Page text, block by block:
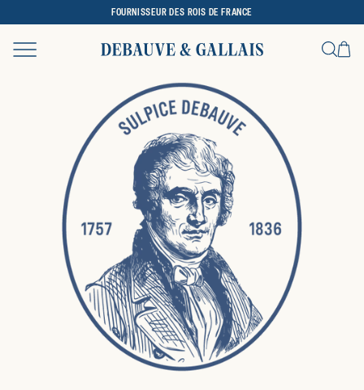
FOURNISSEUR DES ROIS DE FRANCE